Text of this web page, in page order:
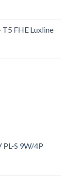
T5 FHE Luxline
S 9W/4P